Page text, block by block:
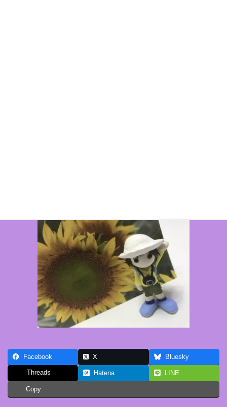
Facebook X Bluesky
Threads Hatena LINE
Copy